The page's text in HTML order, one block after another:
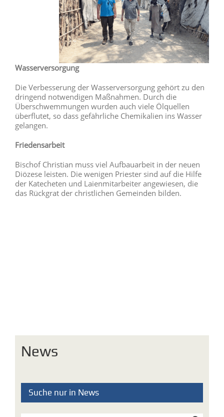
Wasserversorgung
Die Verbesserung der Wasserversorgung gehört zu den
dringend notwendigen Maßnahmen. Durch die
Überschwemmungen wurden auch viele Ölquellen
überflutet, so dass gefährliche Chemikalien ins Wasser
gelangen.
Friedensarbeit
Bischof Christian muss viel Aufbauarbeit in der neuen
Diözese leisten. Die wenigen Priester sind auf die Hilfe
der Katecheten und Laienmitarbeiter angewiesen, die
das Rückgrat der christlichen Gemeinden bilden.
News
Suche nur in News